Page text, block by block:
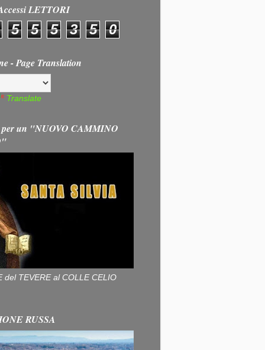
LETTORI
5 5 5 3 5 0
- Page Translation
Translate
per un "NUOVO CAMMINO
del TEVERE al COLLE CELIO
RUSSA